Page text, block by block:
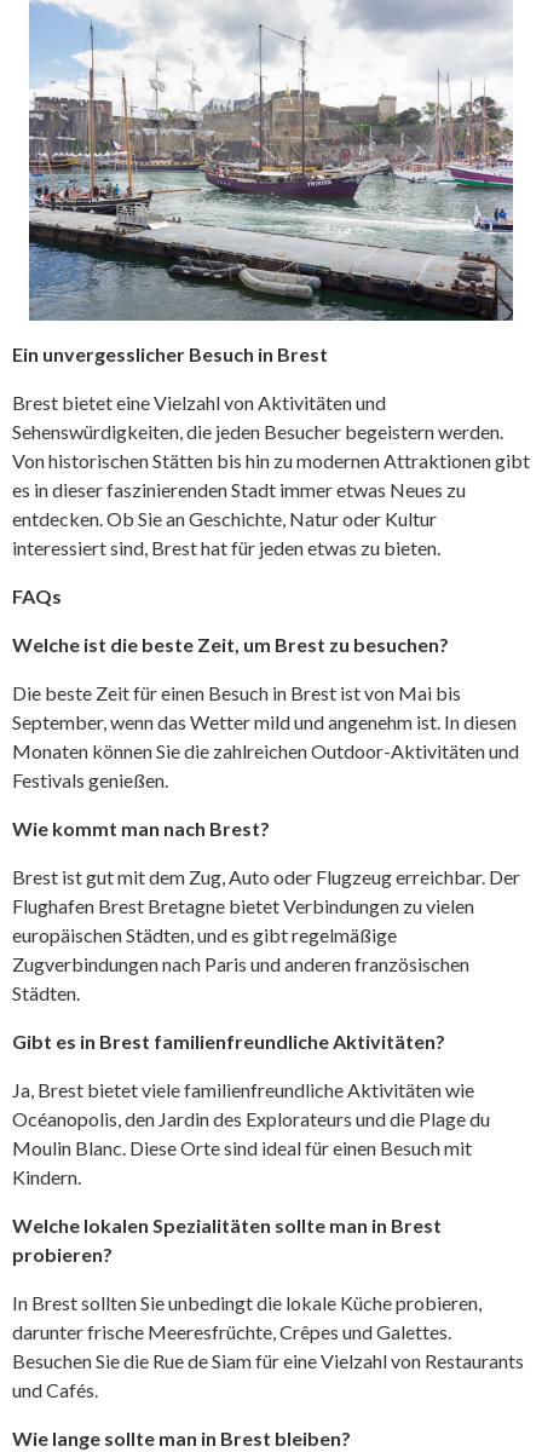
Ein unvergesslicher Besuch in Brest
Brest bietet eine Vielzahl von Aktivitäten und
Sehenswürdigkeiten, die jeden Besucher begeistern werden.
Von historischen Stätten bis hin zu modernen Attraktionen gibt
es in dieser faszinierenden Stadt immer etwas Neues zu
entdecken. Ob Sie an Geschichte, Natur oder Kultur
interessiert sind, Brest hat für jeden etwas zu bieten.
FAQs
Welche ist die beste Zeit, um Brest zu besuchen?
Die beste Zeit für einen Besuch in Brest ist von Mai bis
September, wenn das Wetter mild und angenehm ist. In diesen
Monaten können Sie die zahlreichen Outdoor-Aktivitäten und
Festivals genießen.
Wie kommt man nach Brest?
Brest ist gut mit dem Zug, Auto oder Flugzeug erreichbar. Der
Flughafen Brest Bretagne bietet Verbindungen zu vielen
europäischen Städten, und es gibt regelmäßige
Zugverbindungen nach Paris und anderen französischen
Städten.
Gibt es in Brest familienfreundliche Aktivitäten?
Ja, Brest bietet viele familienfreundliche Aktivitäten wie
Océanopolis, den Jardin des Explorateurs und die Plage du
Moulin Blanc. Diese Orte sind ideal für einen Besuch mit
Kindern.
Welche lokalen Spezialitäten sollte man in Brest
probieren?
In Brest sollten Sie unbedingt die lokale Küche probieren,
darunter frische Meeresfrüchte, Crêpes und Galettes.
Besuchen Sie die Rue de Siam für eine Vielzahl von Restaurants
und Cafés.
Wie lange sollte man in Brest bleiben?